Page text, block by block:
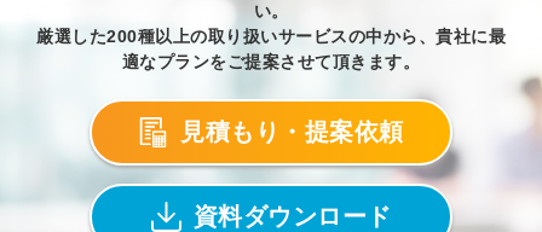
い。
厳選した200種以上の取り扱いサービスの中から、貴社に最
適なプランをご提案させて頂きます。
見積もり・提案依頼
資料ダウンロード